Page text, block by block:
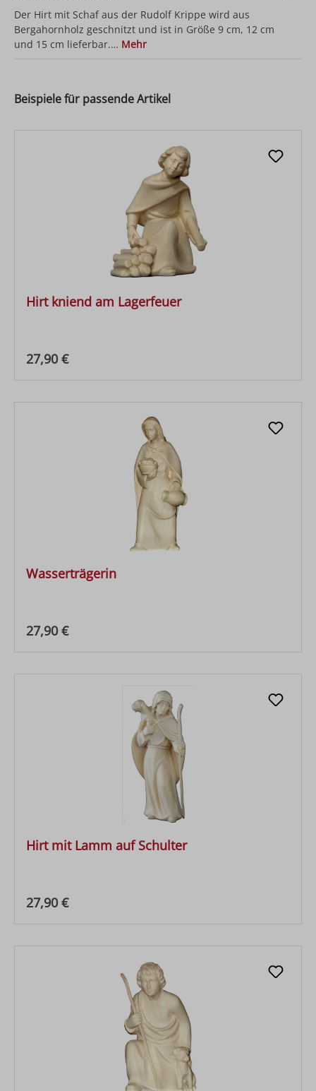
Der Hirt mit Schaf aus der Rudolf Krippe wird aus
Bergahornholz geschnitzt und ist in Größe 9 cm, 12 cm
und 15 cm lieferbar.… Mehr
Beispiele für passende Artikel
Hirt kniend am Lagerfeuer
Regulärer Preis:
27,90 €
Wasserträgerin
Regulärer Preis:
27,90 €
Hirt mit Lamm auf Schulter
Regulärer Preis:
27,90 €